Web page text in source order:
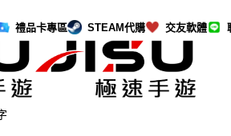
禮品卡專區 STEAM代購 交友軟體